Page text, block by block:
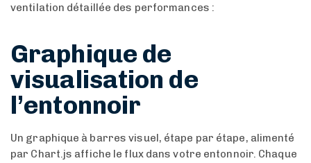
ventilation détaillée des performances :
Graphique de
visualisation de
l’entonnoir
Un graphique à barres visuel, étape par étape, alimenté
par Chart.js affiche le flux dans votre entonnoir. Chaque